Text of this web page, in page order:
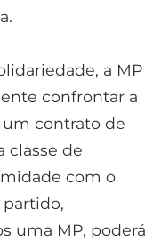
a MP
confrontar a
um contrato de
classe de
com o
partido,
uma MP, poderá